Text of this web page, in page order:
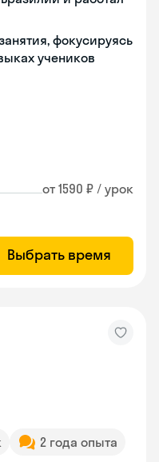
фокусируясь
учеников
от 1590 ₽ / урок
Выбрать время
2 года опыта